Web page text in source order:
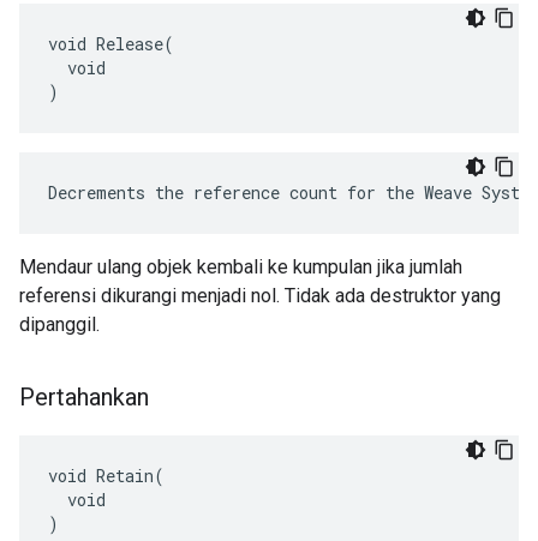
void Release(
  void
)
Decrements the reference count for the Weave
Mendaur ulang objek kembali ke kumpulan jika jumlah
referensi dikurangi menjadi nol. Tidak ada destruktor yang
dipanggil.
Pertahankan
void Retain(
  void
)